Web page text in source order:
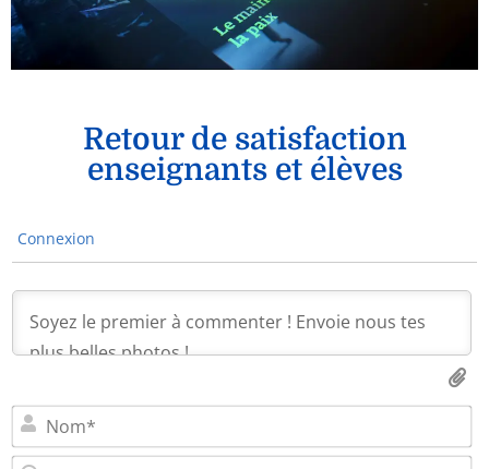
Retour de satisfaction
enseignants et élèves
Connexion